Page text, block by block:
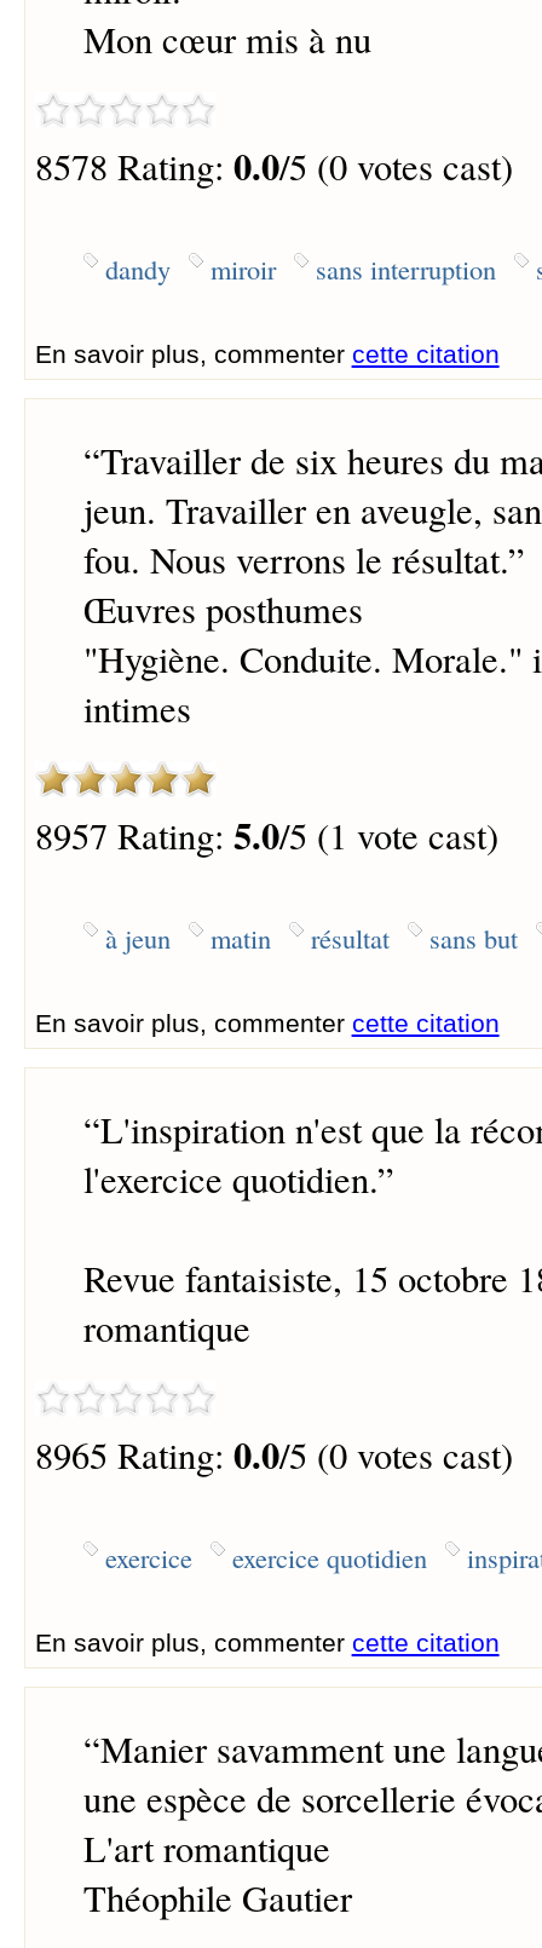
Mon cœur mis à nu
8578 Rating: 0.0/5 (0 votes cast)
dandy miroir sans interruption
En savoir plus, commenter cette citation
“Travailler de six heures du
jeun. Travailler en aveugle,
fou. Nous verrons le résultat.”
Œuvres posthumes
"Hygiène. Conduite. Morale."
intimes
8957 Rating: 5.0/5 (1 vote cast)
à jeun matin résultat sans but
En savoir plus, commenter cette citation
“L'inspiration n'est que la
l'exercice quotidien.”
Revue fantaisiste, 15 octobre
romantique
8965 Rating: 0.0/5 (0 votes cast)
exercice exercice quotidien
En savoir plus, commenter cette citation
“Manier savamment une
une espèce de sorcellerie
L'art romantique
Théophile Gautier